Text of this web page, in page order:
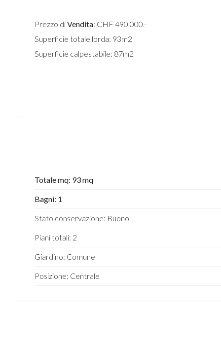
Prezzo diVendita: CHF 490'000.-
Superficie totale lorda: 93m2
Superficie calpestabile: 87m2
Totale mq: 93 mq
Bagni: 1
Stato conservazione: Buono
Piani totali: 2
Giardino: Comune
Posizione: Centrale